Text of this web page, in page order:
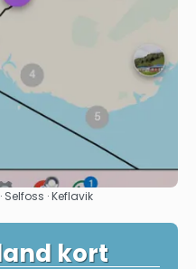
Selfoss · Keflavik
kort